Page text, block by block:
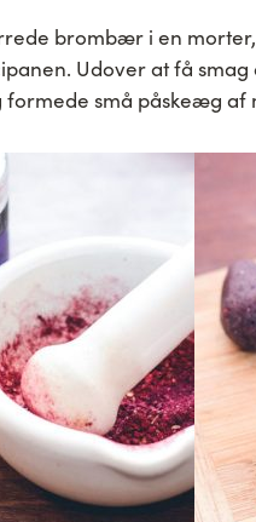
brombær i en
Udover at få
formede små påskeæg af